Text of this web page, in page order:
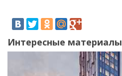
Интересные материалы